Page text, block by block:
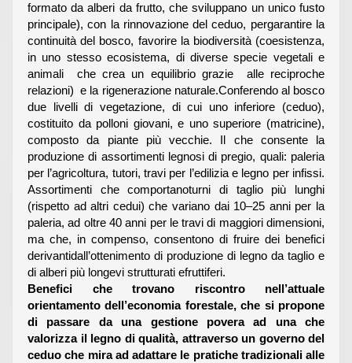
formato da alberi da frutto, che sviluppano un unico fusto
principale), con la rinnovazione del ceduo, pergarantire la
continuità del bosco, favorire la biodiversità (coesistenza,
in uno stesso ecosistema, di diverse specie vegetali e
animali che crea un equilibrio grazie alle reciproche
relazioni) e la rigenerazione naturale.Conferendo al bosco
due livelli di vegetazione, di cui uno inferiore (ceduo),
costituito da polloni giovani, e uno superiore (matricine),
composto da piante più vecchie. Il che consente la
produzione di assortimenti legnosi di pregio, quali: paleria
per l’agricoltura, tutori, travi per l’edilizia e legno per infissi.
Assortimenti che comportanoturni di taglio più lunghi
(rispetto ad altri cedui) che variano dai 10–25 anni per la
paleria, ad oltre 40 anni per le travi di maggiori dimensioni,
ma che, in compenso, consentono di fruire dei benefici
derivantidall’ottenimento di produzione di legno da taglio e
di alberi più longevi strutturati efruttiferi.
Benefici che trovano riscontro nell’attuale
orientamento dell’economia forestale, che si propone
di passare da una gestione povera ad una che
valorizza il legno di qualità, attraverso un governo del
ceduo che mira ad adattare le pratiche tradizionali alle